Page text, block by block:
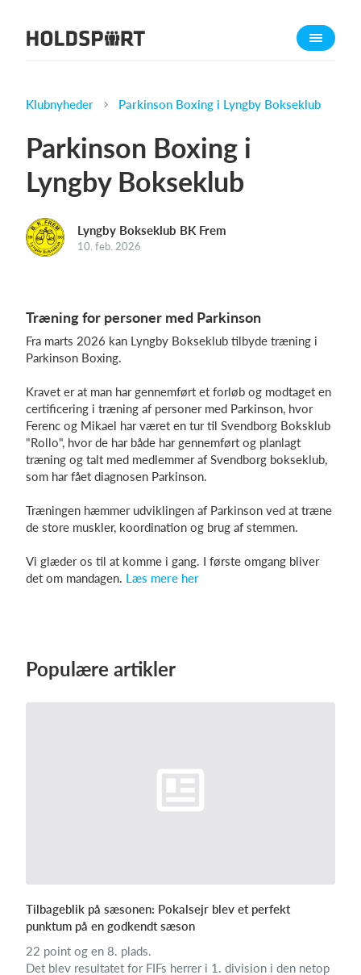
Om Holdsport
Presseomtale
Funktioner
Kontingentopkrævning
Billetsystem
Hvad koster det?
Log på
Klubnyheder Parkinson Boxing i Lyngby Bokseklub
Parkinson Boxing i
Lyngby Bokseklub
Lyngby Bokseklub BK Frem
10. feb. 2026
Træning for personer med Parkinson
Fra marts 2026 kan Lyngby Bokseklub tilbyde træning i
Parkinson Boxing.
Kravet er at man har gennemført et forløb og modtaget en
certificering i træning af personer med Parkinson, hvor
Ferenc og Mikael har været en tur til Svendborg Boksklub
"Rollo", hvor de har både har gennemført og planlagt
træning og talt med medlemmer af Svendborg bokseklub,
som har fået diagnosen Parkinson.
Træningen hæmmer udviklingen af Parkinson ved at træne
de store muskler, koordination og brug af stemmen.
Vi glæder os til at komme i gang. I første omgang bliver
det om mandagen. Læs mere her
Populære artikler
Tilbageblik på sæsonen: Pokalsejr blev et perfekt
punktum på en godkendt sæson
22 point og en 8. plads.
Det blev resultatet for FIFs herrer i 1. division i den netop